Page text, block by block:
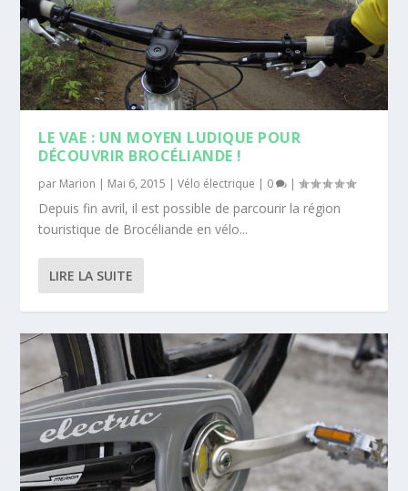
LE VAE : UN MOYEN LUDIQUE POUR
DÉCOUVRIR BROCÉLIANDE !
par Marion | Mai 6, 2015 |Vélo électrique | 0 |
Depuis fin avril, il est possible de parcourir la région
touristique de Brocéliande en vélo...
LIRE LA SUITE